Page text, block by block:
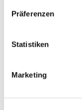
Präferenzen
Statistiken
Marketing